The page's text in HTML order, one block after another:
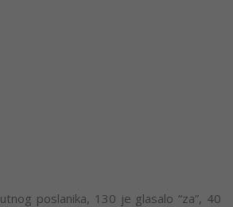
poslanika, 130 je glasalo “za”, 40